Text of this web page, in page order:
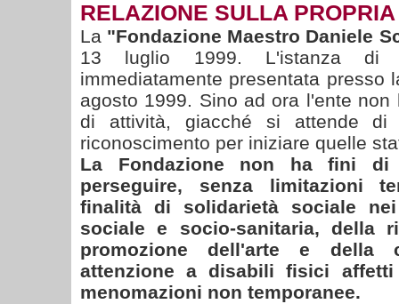
RELAZIONE SULLA
La "Fondazione Maestro Daniele
13 luglio 1999. L'istanza di
immediatamente presentata presso
agosto 1999. Sino ad ora l'ente
di attività, giacché si attende di
riconoscimento per iniziare quelle
La Fondazione non ha fini
perseguire, senza limitazioni
finalità di solidarietà sociale
sociale e socio-sanitaria, della
promozione dell'arte e della
attenzione a disabili fisici
menomazioni non temporanee.